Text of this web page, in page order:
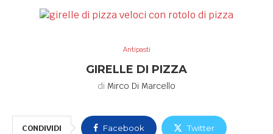
Antipasti
GIRELLE DI PIZZA
di Mirco Di Marcello
CONDIVIDI Facebook Twitter